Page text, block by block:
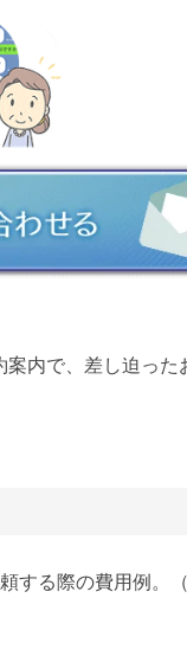
案内で、差し迫った
する際の費用例。